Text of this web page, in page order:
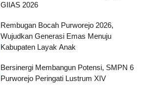
GIIAS 2026
Rembugan Bocah Purworejo 2026,
Wujudkan Generasi Emas Menuju
Kabupaten Layak Anak
Bersinergi Membangun Potensi, SMPN 6
Purworejo Peringati Lustrum XIV